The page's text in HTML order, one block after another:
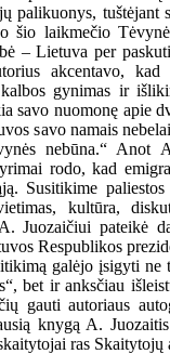
palikuonys, tuštėjant
šio laikmečio
– Lietuva per
akcentavo,
gynimas ir
savo nuomonę apie
savo namais
nebūna.“ Anot
rodo, kad
Susitikime
kultūra,
Juozaičiui pateikė
Respublikos
galėjo įsigyti ne
bet ir anksčiau
gauti autoriaus
knygą A.
ras Skaitytojų